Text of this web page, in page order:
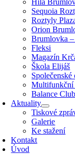
Hila
Sequoia
Roztyly
Orion
Brumlovka
Fleksi
Magazín
Škola Elijáš
Multifunkční
Balance
Aktuality
Tiskové
Galerie
Ke stažení
Kontakt
Úvod